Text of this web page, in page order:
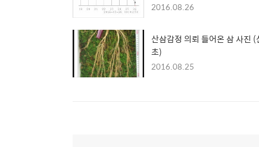
2016.08.26
산삼감정 의뢰 들어온 삼 사진 (
초)
2016.08.25